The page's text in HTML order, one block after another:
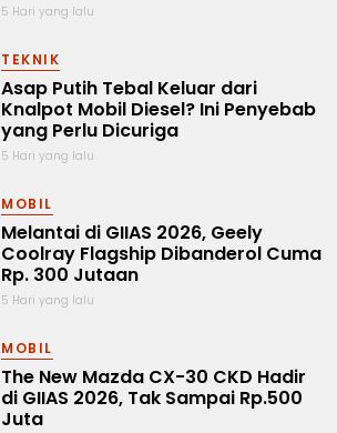
5 Hari yang lalu
TEKNIK
Asap Putih Tebal Keluar dari
Knalpot Mobil Diesel? Ini Penyebab
yang Perlu Dicuriga
5 Hari yang lalu
MOBIL
Melantai di GIIAS 2026, Geely
Coolray Flagship Dibanderol Cuma
Rp. 300 Jutaan
5 Hari yang lalu
MOBIL
The New Mazda CX-30 CKD Hadir
di GIIAS 2026, Tak Sampai Rp.500
Juta